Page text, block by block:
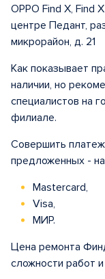
OPPO Find X, Find
центре Педант,
микрорайон, д. 21
Как показывает
наличии, но
специалистов на
филиале.
Совершить
предложенных -
Mastercard,
Visa,
МИР.
Цена ремонта
сложности работ